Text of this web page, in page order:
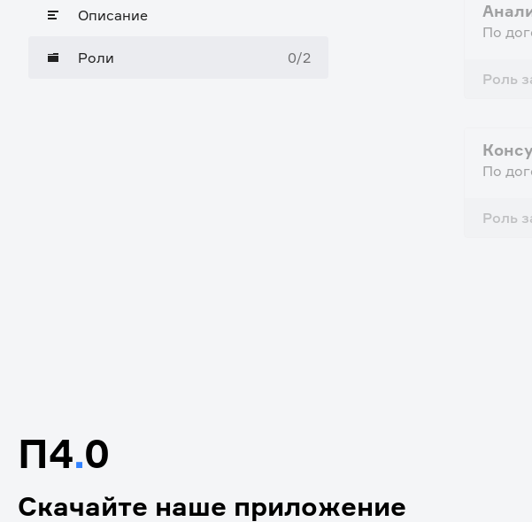
Описание
Роли 0/2
По
Роль
По
Роль
П4.0
Скачайте наше приложение